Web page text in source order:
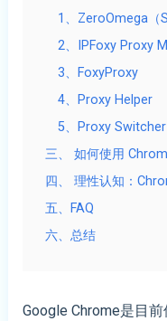
1、ZeroOmega（
2、IPFoxy Proxy
3、FoxyProxy
4、Proxy Helper
5、Proxy
三、 如何使用
四、 理性认知：
五、FAQ
六、总结
Google Chrome是目